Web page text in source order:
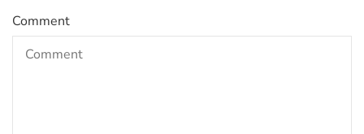
Comment